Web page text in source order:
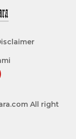
All right